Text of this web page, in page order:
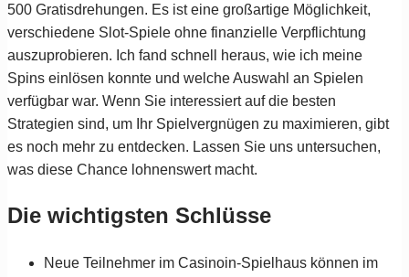
500 Gratisdrehungen. Es ist eine großartige Möglichkeit,
verschiedene Slot-Spiele ohne finanzielle Verpflichtung
auszuprobieren. Ich fand schnell heraus, wie ich meine
Spins einlösen konnte und welche Auswahl an Spielen
verfügbar war. Wenn Sie interessiert auf die besten
Strategien sind, um Ihr Spielvergnügen zu maximieren, gibt
es noch mehr zu entdecken. Lassen Sie uns untersuchen,
was diese Chance lohnenswert macht.
Die wichtigsten Schlüsse
Neue Teilnehmer im Casinoin-Spielhaus können im